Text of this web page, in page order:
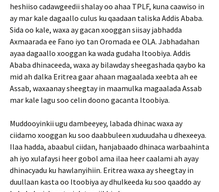
heshiiso cadawgeedii shalay oo ahaa TPLF, kuna caawiso in
ay mar kale dagaallo culus ku qaadaan taliska Addis Ababa.
Sida oo kale, waxa ay gacan xooggan siisay jabhadda
Axmaarada ee Fano iyo tan Oromada ee OLA. Jabhadahan
ayaa dagaallo xooggan ka wada gudaha Itoobiya. Addis
Ababa dhinaceeda, waxa ay bilawday sheegashada qaybo ka
mid ah dalka Eritrea gaar ahaan magaalada xeebta ah ee
Assab, waxaanay sheegtay in maamulka magaalada Assab
mar kale lagu soo celin doono gacanta Itoobiya.
Muddooyinkii ugu dambeeyey, labada dhinac waxa ay
ciidamo xooggan ku soo daabbuleen xuduudaha u dhexeeya.
Ilaa hadda, abaabul ciidan, hanjabaado dhinaca warbaahinta
ah iyo xulafaysi heer gobol ama ilaa heer caalami ah ayay
dhinacyadu ku hawlanyihiin. Eritrea waxa ay sheegtay in
duullaan kasta oo Itoobiya ay dhulkeeda ku soo qaaddo ay